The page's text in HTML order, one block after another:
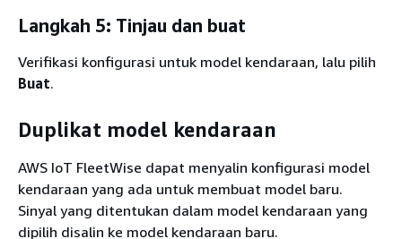
Langkah 5: Tinjau dan buat
Verifikasi konfigurasi untuk model kendaraan, lalu pilih
Buat.
Duplikat model kendaraan
AWS IoT FleetWise dapat menyalin konfigurasi model
kendaraan yang ada untuk membuat model baru.
Sinyal yang ditentukan dalam model kendaraan yang
dipilih disalin ke model kendaraan baru.